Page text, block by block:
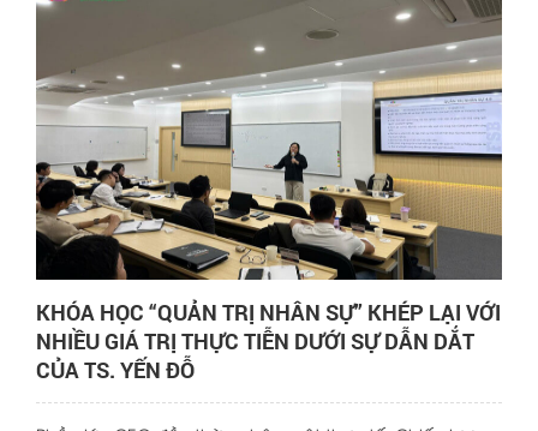
đã mang đến nhiều góc nhìn sâu sắc về sự chuyển
mình của ngành nhân sự trong bối cảnh công nghệ và
AI phát triển mạnh mẽ, đặc biệt là những thách thức
và cơ hội đang chờ đợi phía trước vào năm 2026.
KHÓA HỌC “QUẢN TRỊ NHÂN SỰ” KHÉP LẠI VỚI
NHIỀU GIÁ TRỊ THỰC TIỄN DƯỚI SỰ DẪN DẮT
CỦA TS. YẾN ĐỖ